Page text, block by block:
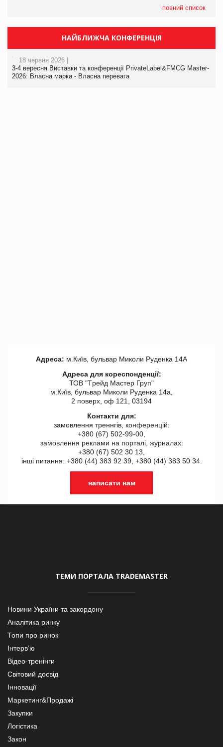
повний список
НАЙБЛИЖЧА КОНФЕРЕНЦІЯ
18 червня 2026 |
3-4 вересня Виставки та конференції PrivateLabel&FMCG Master-
2026: Власна марка - Власна перевага
Адреса: м.Київ, бульвар Миколи Руденка 14А
Адреса для кореспонденції:
ТОВ "Tрейд Мастер Груп"
м.Київ, бульвар Миколи Руденка 14а,
2 поверх, оф 121, 03194
Контакти для:
замовлення треннгів, конференцій:
+380 (67) 502-99-00,
замовлення реклами на порталі, журналах:
+380 (67) 502 30 13,
інші питання: +380 (44) 383 92 39, +380 (44) 383 50 34.
написати нам
ТЕМИ ПОРТАЛА TRADEMASTER
Новини України та закордону
Аналітика ринку
Топи про ринок
Інтерв’ю
Відео-тренінги
Світовий досвід
Інновації
Маркетинг&Продажі
Закупки
Логістика
Закон